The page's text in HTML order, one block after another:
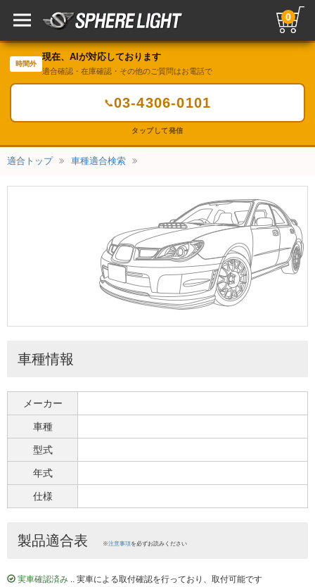
0
時間外
現在、AIが対応しております
適合確認・在庫確認・その他のご質問はお電話で
📞03-4306-0101
タップして発信
適合トップ 車種適合検索
車種情報
メーカー
車種
型式
年式
仕様
製品適合表 ※注意事項を必ずお読みください
実車確認済み .. 実車による取付確認を行っており、取付可能です